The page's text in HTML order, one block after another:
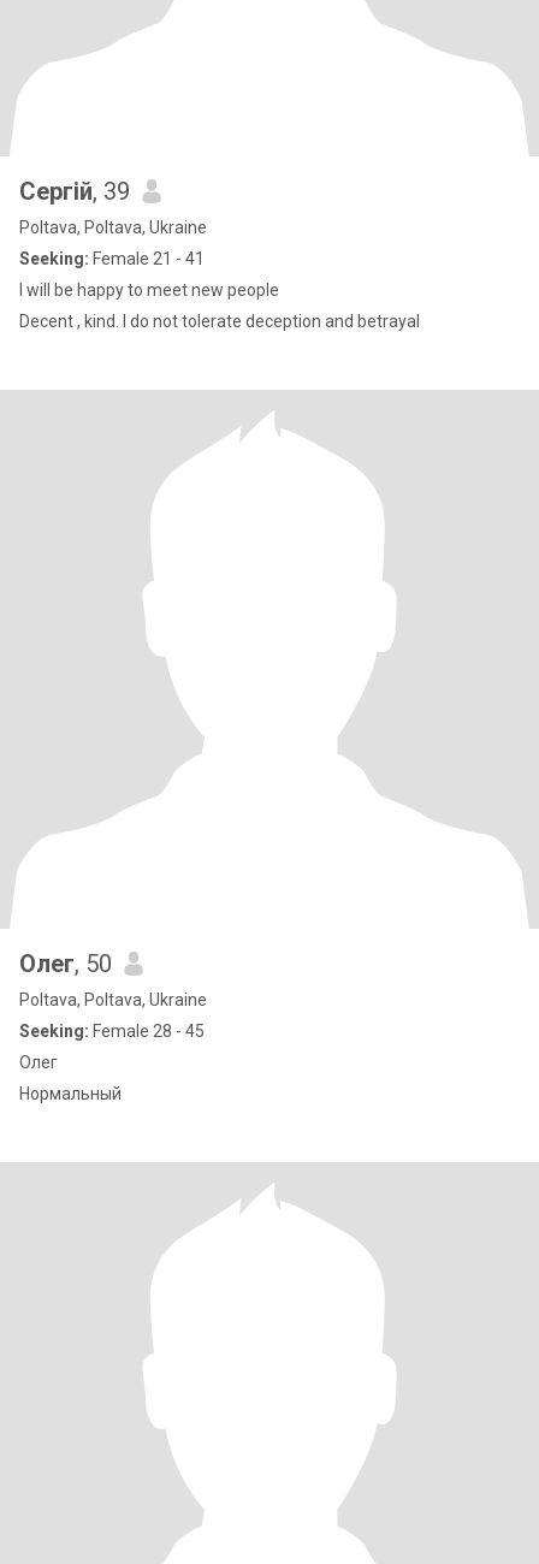
Сергій, 39
Poltava, Poltava, Ukraine
Seeking: Female 21 - 41
I will be happy to meet new people
Decent , kind. I do not tolerate deception and betrayal
Олег, 50
Poltava, Poltava, Ukraine
Seeking: Female 28 - 45
Олег
Нормальный